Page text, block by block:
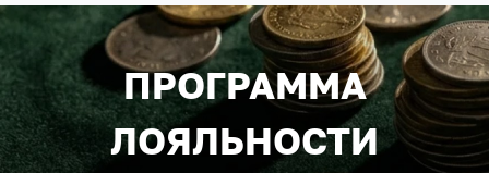
ПРОГРАММА
ЛОЯЛЬНОСТИ